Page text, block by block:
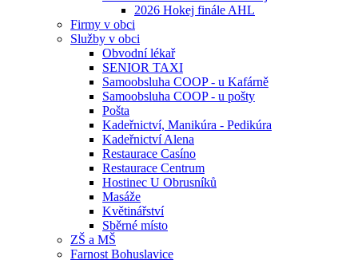
2026 Hokej finále AHL
Firmy v obci
Služby v obci
Obvodní lékař
SENIOR TAXI
Samoobsluha COOP - u Kafárně
Samoobsluha COOP - u pošty
Pošta
Kadeřnictví, Manikúra - Pedikúra
Kadeřnictví Alena
Restaurace Casíno
Restaurace Centrum
Hostinec U Obrusníků
Masáže
Květinářství
Sběrné místo
ZŠ a MŠ
Farnost Bohuslavice